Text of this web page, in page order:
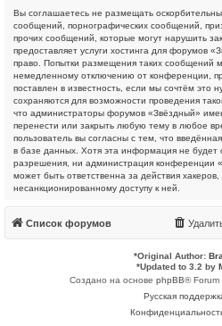
Вы соглашаетесь не размещать
сообщений, порнографических сообщений,
прочих сообщений, которые могут нарушить
предоставляет услуги хостинга для форумов
право. Попытки размещения таких сообщений
немедленному отключению от конференции,
поставлен в известность, если мы сочтём это
сохраняются для возможности проведения
что администраторы форумов «Звёздный»
перенести или закрыть любую тему в любое
пользователь вы согласны с тем, что
в базе данных. Хотя эта информация не будет
разрешения, ни администрация конференции
может быть ответственна за действия хакеров,
несанкционированному доступу к ней.
Список форумов
*Original Author:
*Updated to 3.2 by
Создано на основе phpBB® Forum
Русская